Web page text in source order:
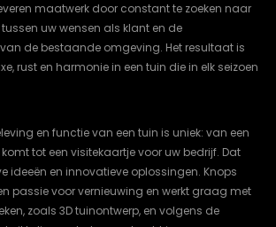
maatwerk door constant te zoeken naar
uw wensen als klant en de
de bestaande omgeving. Het resultaat is
rust en harmonie in een tuin die in elk seizoen
en functie van een tuin is uniek: van een
tot een visitekaartje voor uw bedrijf. Dat
ideeën en innovatieve oplossingen. Knops
passie voor vernieuwing en werkt graag met
zoals 3D tuinontwerp, en volgens de